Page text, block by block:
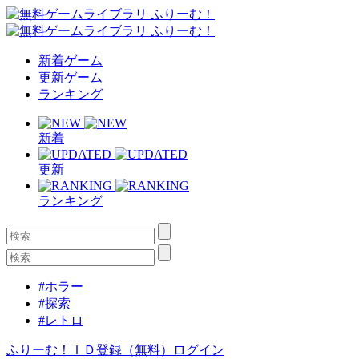
新着ゲーム
更新ゲーム
ランキング
新着
更新
ランキング
#ホラー
#探索
#レトロ
ふりーむ！ＩＤ登録（無料） ログイン